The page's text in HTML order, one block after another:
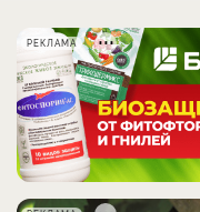
РЕКЛАМА